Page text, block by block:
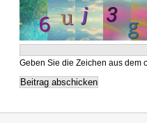
Geben Sie die Zeichen aus dem